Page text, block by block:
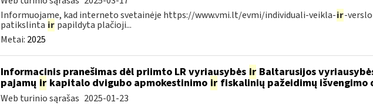
Informuojame, kad interneto svetainėje https://www.vmi.lt/evmi/individuali-veikla-ir-
patikslinta ir papildyta plačioji...
Metai: 2025
Informacinis pranešimas dėl priimto LR vyriausybės irBaltarusijos
pajamų irkapitalo dvigubo apmokestinimo irfiskalinių pažeidimų išvengimo
Web turinio sąrašas 2025-01-23